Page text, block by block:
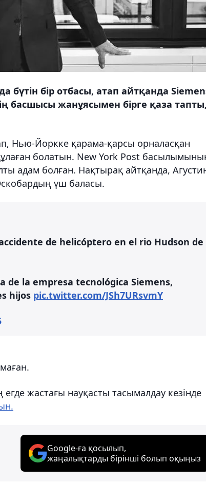
бүтін бір отбасы, атап айтқанда
басшысы жанұясымен бірге қаза
Нью-Йоркке қарама-қарсы орналасқан
болатын. New York Post
адам болған. Нақтырақ айтқанда,
үш баласы.
de helicóptero en el rio Hudson de
de la empresa tecnológica Siemens,
hijos pic.twitter.com/JSh7URsvmY
жастағы науқасты тасымалдау кезінде
Google-ға қосылып,
жаңалықтарды бірінші болып оқыңыз